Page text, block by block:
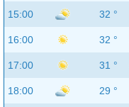
15:00 32 °
16:00 32 °
17:00 31 °
18:00 29 °